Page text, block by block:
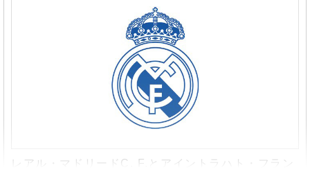
レアル・マドリードC. F.とアイントラハト・フラン